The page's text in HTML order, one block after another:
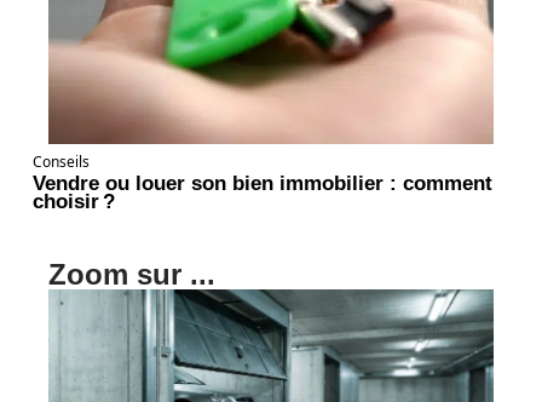
Conseils
Vendre ou louer son bien immobilier : comment
choisir ?
Zoom sur ...